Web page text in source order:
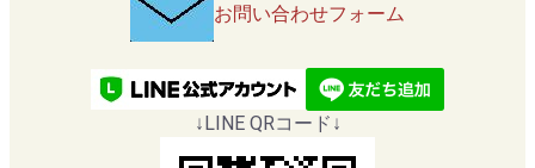
お問い合わせフォーム
↓LINE QRコード↓